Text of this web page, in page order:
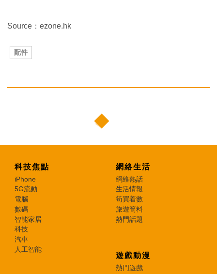
Source：ezone.hk
配件
科技焦點
iPhone
5G流動
電腦
數碼
智能家居
科技
汽車
人工智能
網絡生活
網絡熱話
生活情報
筍買着數
旅遊筍料
熱門話題
遊戲動漫
熱門遊戲